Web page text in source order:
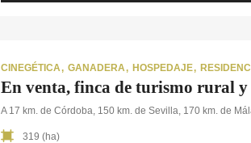
CINEGÉTICA GANADERA HOSPEDAJE
En venta, finca de turismo rural
A 17 km. de Córdoba, 150 km. de Sevilla, 170 km. de
319 (ha)